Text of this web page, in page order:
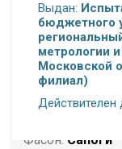
Размерность:
Высота
Торговая
Назначение:
Фасон: Сапоги
Выдан:
бюджетного
метрологии
Московской
филиал)
Действителен